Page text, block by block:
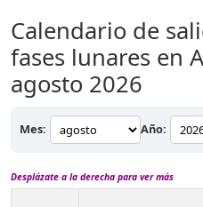
Calendario de
fases lunares en
agosto 2026
Mes: Año:
Desplázate a la derecha para ver más